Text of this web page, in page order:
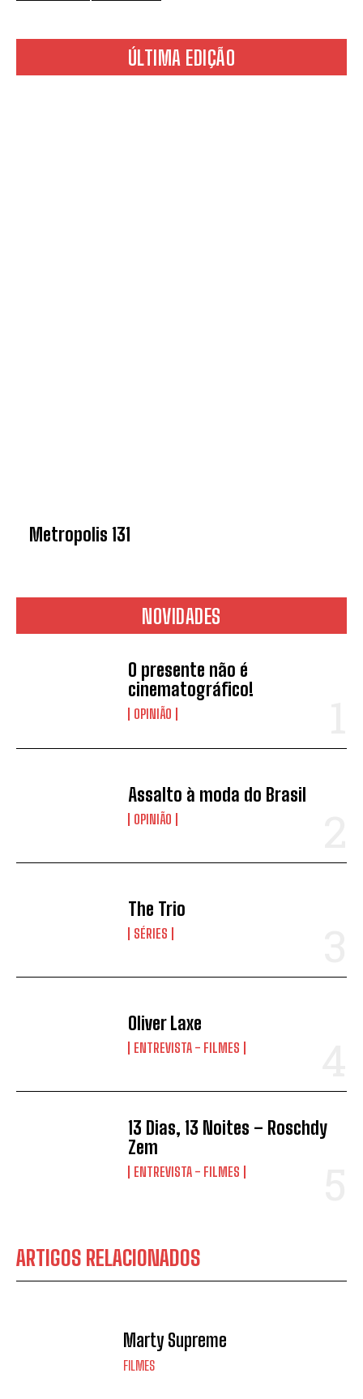
ÚLTIMA EDIÇÃO
Metropolis 131
NOVIDADES
O presente não é
cinematográfico!
OPINIÃO
Assalto à moda do Brasil
OPINIÃO
The Trio
SÉRIES
Oliver Laxe
ENTREVISTA - FILMES
13 Dias, 13 Noites – Roschdy
Zem
ENTREVISTA - FILMES
ARTIGOS RELACIONADOS
Marty Supreme
FILMES